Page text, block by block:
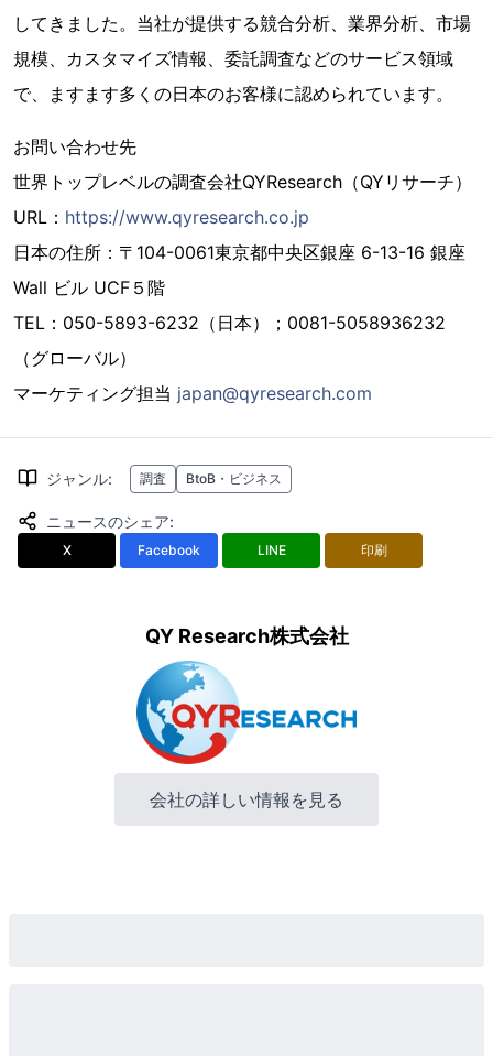
してきました。当社が提供する競合分析、業界分析、市場
規模、カスタマイズ情報、委託調査などのサービス領域
で、ますます多くの日本のお客様に認められています。
お問い合わせ先
世界トップレベルの調査会社QYResearch（QYリサーチ）
URL： https://www.qyresearch.co.jp
日本の住所：〒104-0061東京都中央区銀座 6-13-16 銀座
Wall ビル UCF５階
TEL：050-5893-6232（日本）；0081-5058936232
（グローバル）
マーケティング担当 japan@qyresearch.com
ジャンル: 調査 BtoB・ビジネス
ニュースのシェア:
X Facebook LINE 印刷
QY Research株式会社
会社の詳しい情報を見る